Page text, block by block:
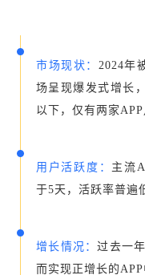
市场现状： 2024年
场呈现爆发式增长
以下，仅有两家APP
用户活跃度： 主流
于5天，活跃率普遍
增长情况：过去一
而实现正增长的